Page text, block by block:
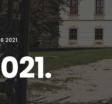
2021.